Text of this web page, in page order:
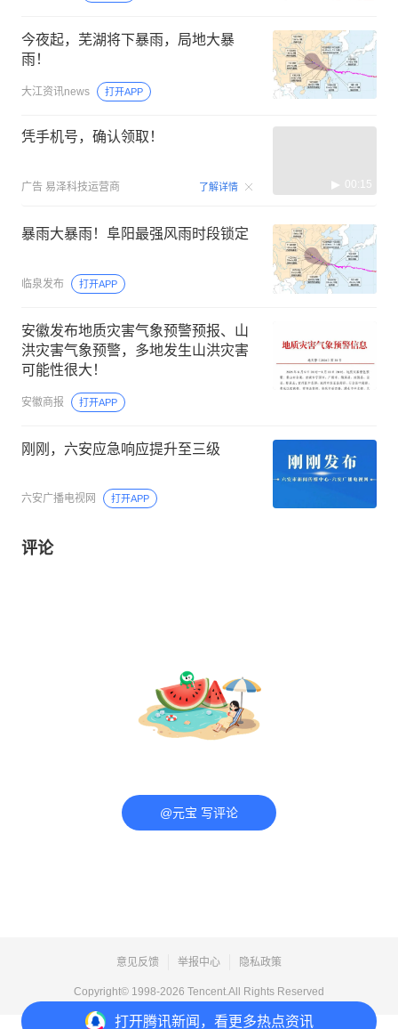
打开腾讯新闻，看更多热点资讯
今夜起，芜湖将下暴雨，局地大暴
雨！
大江资讯news 打开APP
凭手机号，确认领取！
广告 易泽科技运营商 了解详情 00:15
暴雨大暴雨！阜阳最强风雨时段锁定
临泉发布 打开APP
安徽发布地质灾害气象预警预报、山
洪灾害气象预警，多地发生山洪灾害
可能性很大！
安徽商报 打开APP
刚刚，六安应急响应提升至三级
六安广播电视网 打开APP
评论
@元宝 写评论
意见反馈 举报中心 隐私政策
Copyright© 1998-2026 Tencent.All Rights Reserved